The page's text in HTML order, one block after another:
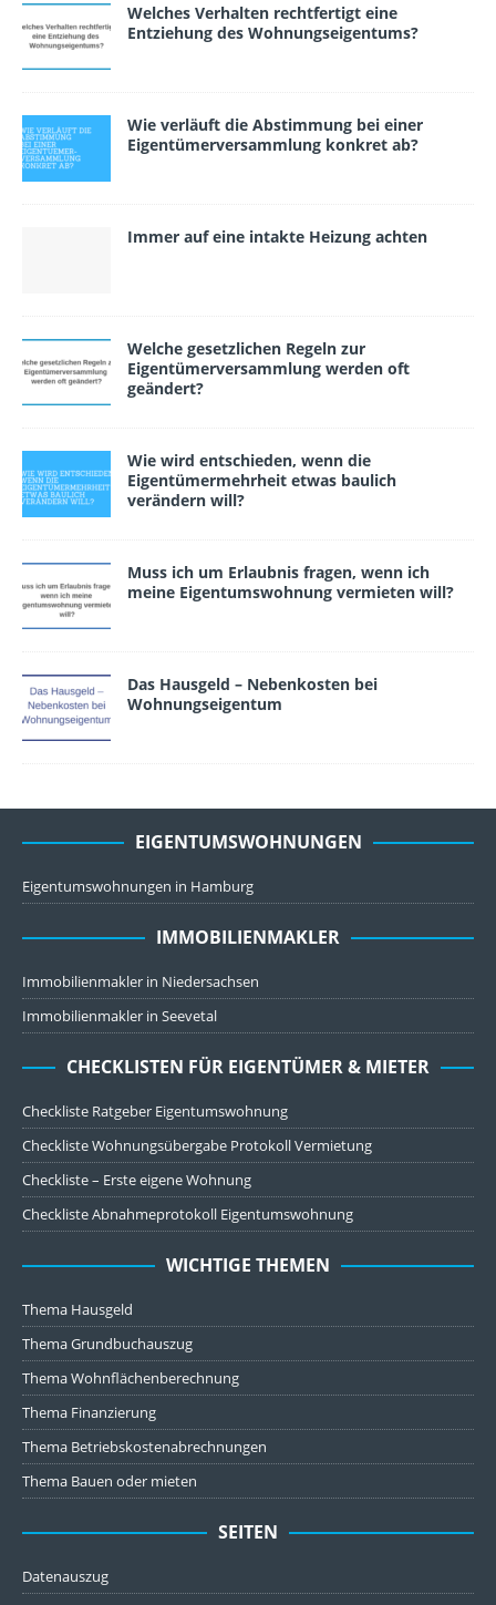
Welches Verhalten rechtfertigt eine
Entziehung des Wohnungseigentums?
Wie verläuft die Abstimmung bei einer
Eigentümerversammlung konkret ab?
Immer auf eine intakte Heizung achten
Welche gesetzlichen Regeln zur
Eigentümerversammlung werden oft
geändert?
Wie wird entschieden, wenn die
Eigentümermehrheit etwas baulich
verändern will?
Muss ich um Erlaubnis fragen, wenn ich
meine Eigentumswohnung vermieten will?
Das Hausgeld – Nebenkosten bei
Wohnungseigentum
EIGENTUMSWOHNUNGEN
Eigentumswohnungen in Hamburg
IMMOBILIENMAKLER
Immobilienmakler in Niedersachsen
Immobilienmakler in Seevetal
CHECKLISTEN FÜR EIGENTÜMER & MIETER
Checkliste Ratgeber Eigentumswohnung
Checkliste Wohnungsübergabe Protokoll Vermietung
Checkliste – Erste eigene Wohnung
Checkliste Abnahmeprotokoll Eigentumswohnung
WICHTIGE THEMEN
Thema Hausgeld
Thema Grundbuchauszug
Thema Wohnflächenberechnung
Thema Finanzierung
Thema Betriebskostenabrechnungen
Thema Bauen oder mieten
SEITEN
Datenauszug